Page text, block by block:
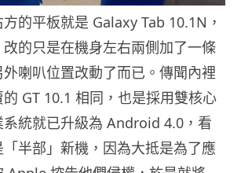
的平板就是 Galaxy Tab 10.1N，
的只是在機身左右兩側加了一條
喇叭位置改動了而已。傳聞內裡
GT 10.1 相同，也是採用雙核心
系統就已升級為 Android 4.0，看
半部」新機，因為大抵是為了應